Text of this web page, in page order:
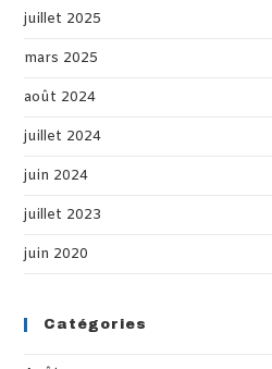
juillet 2025
mars 2025
août 2024
juillet 2024
juin 2024
juillet 2023
juin 2020
Catégories